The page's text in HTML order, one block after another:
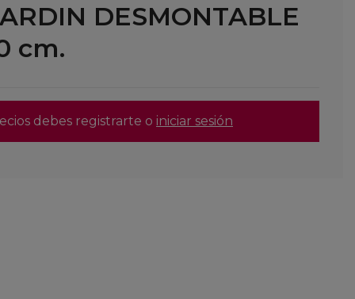
DESMONTABLE
cm.
debes registrarte o iniciar sesión